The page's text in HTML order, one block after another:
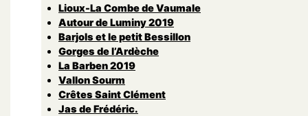
Lioux-La Combe de Vaumale
Autour de Luminy 2019
Barjols et le petit Bessillon
Gorges de l’Ardèche
La Barben 2019
Vallon Sourm
Crêtes Saint Clément
Jas de Frédéric.